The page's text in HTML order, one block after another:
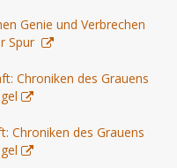
Genie und Verbrechen
Spur
Chroniken des Grauens
Chroniken des Grauens